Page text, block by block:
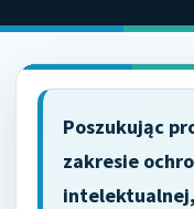
Poszukując
zakresie